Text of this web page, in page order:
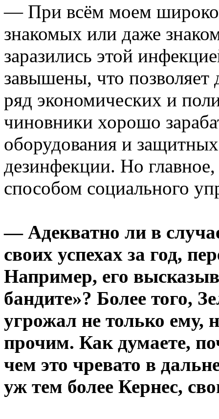
— При всём моем
знакомых или даже
заразились этой
завышены, что
ряд экономических и
чиновники хорошо
оборудования и
дезинфекции. Но
способом социального
— Адекватно ли в
своих успехах за год,
Например, его
бандите»? Более того,
угрожал не только ему,
прочим. Как думаете,
чем это чревато в
уж тем более Кернес,